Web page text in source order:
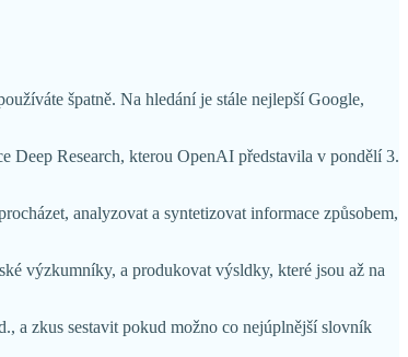
špatně. Na hledání je stále nejlepší Google,
Deep Research, kterou OpenAI představila v pondělí 3.
analyzovat a syntetizovat informace způsobem,
výzkumníky, a produkovat výsldky, které jsou až na
a zkus sestavit pokud možno co nejúplnější slovník